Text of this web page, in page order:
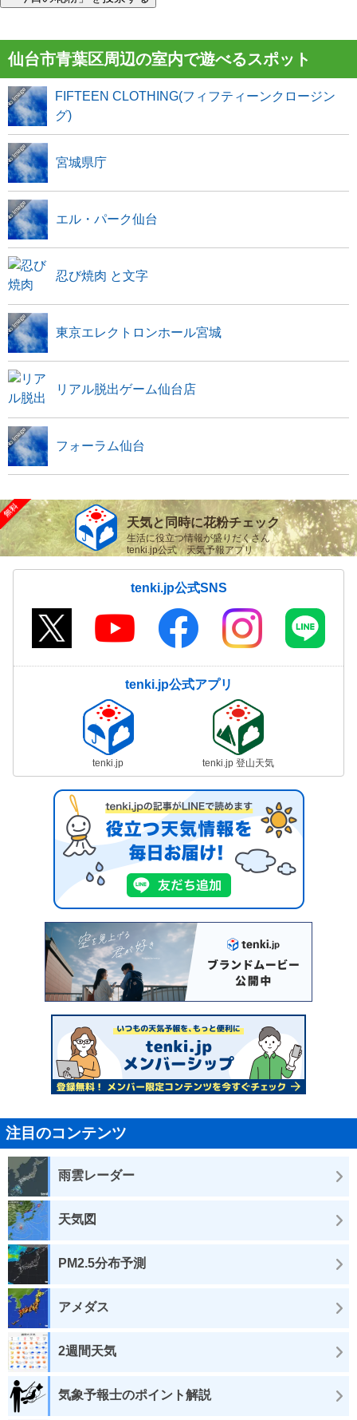
仙台市青葉区周辺の室内で遊べるスポット
FIFTEEN CLOTHING(フィフティーンクロージン
グ)
宮城県庁
エル・パーク仙台
忍び焼肉 と文字
東京エレクトロンホール宮城
リアル脱出ゲーム仙台店
フォーラム仙台
天気と同時に花粉チェック
生活に役立つ情報が盛りだくさん
tenki.jp公式 天気予報アプリ
tenki.jp公式SNS
tenki.jp公式アプリ
tenki.jp tenki.jp 登山天気
注目のコンテンツ
雨雲レーダー
天気図
PM2.5分布予測
アメダス
2週間天気
気象予報士のポイント解説